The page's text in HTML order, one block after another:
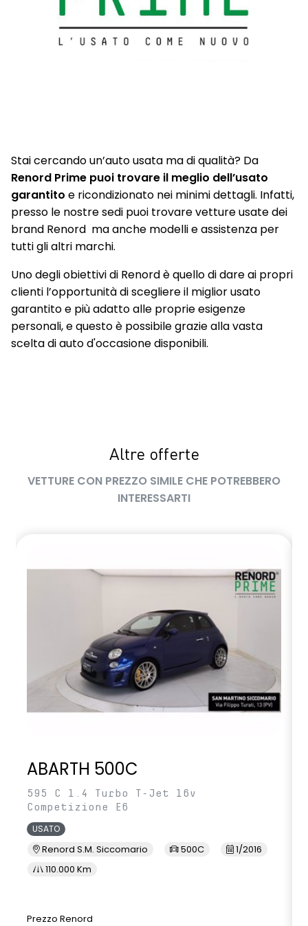
Stai cercando un’auto usata ma di qualità? Da
Renord Prime puoi trovare il meglio dell’usato
garantito e ricondizionato nei minimi dettagli. Infatti,
presso le nostre sedi puoi trovare vetture usate dei
brand Renord ma anche modelli e assistenza per
tutti gli altri marchi.
Uno degli obiettivi di Renord è quello di dare ai propri
clienti l’opportunità di scegliere il miglior usato
garantito e più adatto alle proprie esigenze
personali, e questo è possibile grazie alla vasta
scelta di auto d'occasione disponibili.
Altre offerte
VETTURE CON PREZZO SIMILE CHE POTREBBERO
INTERESSARTI
ABARTH 500C
595 C 1.4 Turbo T-Jet 16v
Competizione E6
USATO
Renord S.M. Siccomario 500C
1/2016
110.000 Km
Prezzo Renord